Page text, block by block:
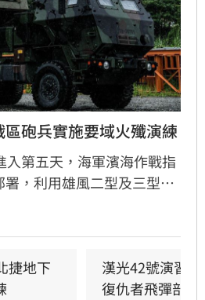
砲兵實施要域火殲演練
入第五天，海軍濱海作戰指
，利用雄風二型及三型飛
作戰區實施「要域火殲」
達戰術位置，展現高機動性
捷地下
漢光42號演習
復仇者飛彈部隊